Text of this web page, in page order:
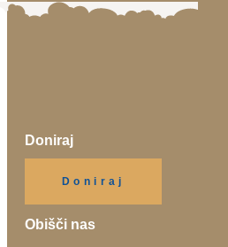
Doniraj
Doniraj
Obišči nas